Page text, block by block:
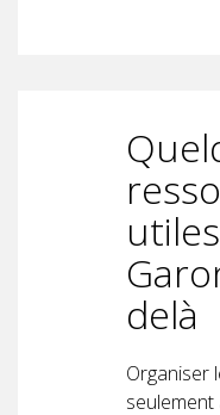
delà
Organiser